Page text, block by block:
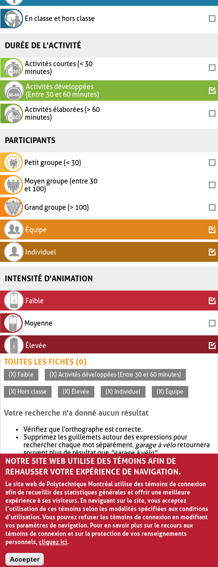
En classe et hors classe
DURÉE DE L'ACTIVITÉ
Activités courtes (< 30
minutes)
Activités développées
(Entre 30 et 60 minutes)
Activités élaborées (> 60
minutes)
PARTICIPANTS
Petit groupe (< 30)
Moyen groupe (entre 30
et 100)
Grand groupe (> 100)
Équipe
Individuel
INTENSITÉ D'ANIMATION
Faible
Moyenne
Élevée
TOUTES LES FICHES (0)
(X) Faible (X) Activités développées (Entre 30 et 60 minutes)
(X) Hors classe (X) Élevée (X) Individuel (X) Équipe
Votre recherche n'a donné aucun résultat
Vérifiez que l'orthographe est correcte.
Supprimez les guillemets autour des expressions pour
rechercher chaque mot séparément. garage à véloretournera
souvent plus de résultat que"garage à vélo".
Envisagez d'élargir votre recherche avec OR.garage OR vélo
retournera souvent plus de résultat quegarage à vélo
NOTRE SITE WEB UTILISE DES TÉMOINS AFIN DE
REHAUSSER VOTRE EXPÉRIENCE DE NAVIGATION.
Le site web de Polytechnique Montréal utilise des témoins de connexion
afin de recueillir des statistiques générales et offrir une meilleure
expérience à ses visiteurs. En naviguant sur le site, vous acceptez
l’utilisation de ces témoins selon les modalités spécifiées aux conditions
d’utilisation. Vous pouvez refuser les témoins de connexion en modifiant
vos paramètres de navigation. Pour en savoir plus sur le recours aux
témoins de connexion et sur la protection de vos renseignements
personnels,cliquez ici.
Accepter